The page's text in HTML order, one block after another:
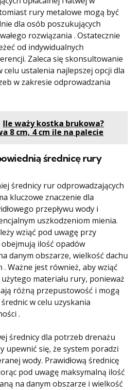
rury metalowe mogą być
dla osób poszukujących
rozwiązania . Ostatecznie
od indywidualnych
Zaleca się skonsultowanie
celu ustalenia najlepszej opcji dla
w zakresie odprowadzania
Ile waży kostka brukowa?
8 cm, 4 cm ile na palecie
średnicę rury
średnicy rur odprowadzających
kluczowe znaczenie dla
przepływu wody i
uszkodzeniom mienia.
wziąć pod uwagę przy
ilość opadów
danym obszarze, wielkość dachu
. Ważne jest również, aby wziąć
materiału rury, ponieważ
różną przepustowość i mogą
w celu uzyskania
.
średnicy dla potrzeb drenażu
upewnić się, że system poradzi
wody. Prawidłową średnicę
pod uwagę maksymalną ilość
na danym obszarze i wielkość